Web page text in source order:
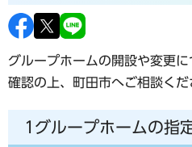
グループホームの開設や変更
確認の上、町田市へご相談くだ
1グループホームの指